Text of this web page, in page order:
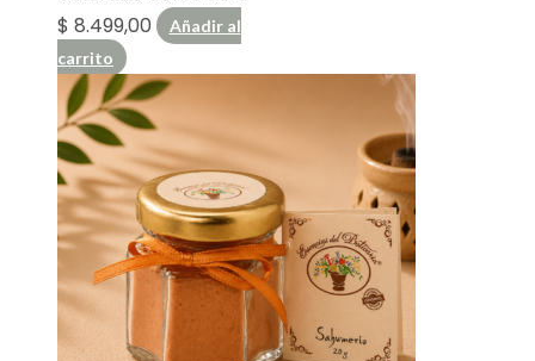
$ 8.499,00
Añadir al
carrito